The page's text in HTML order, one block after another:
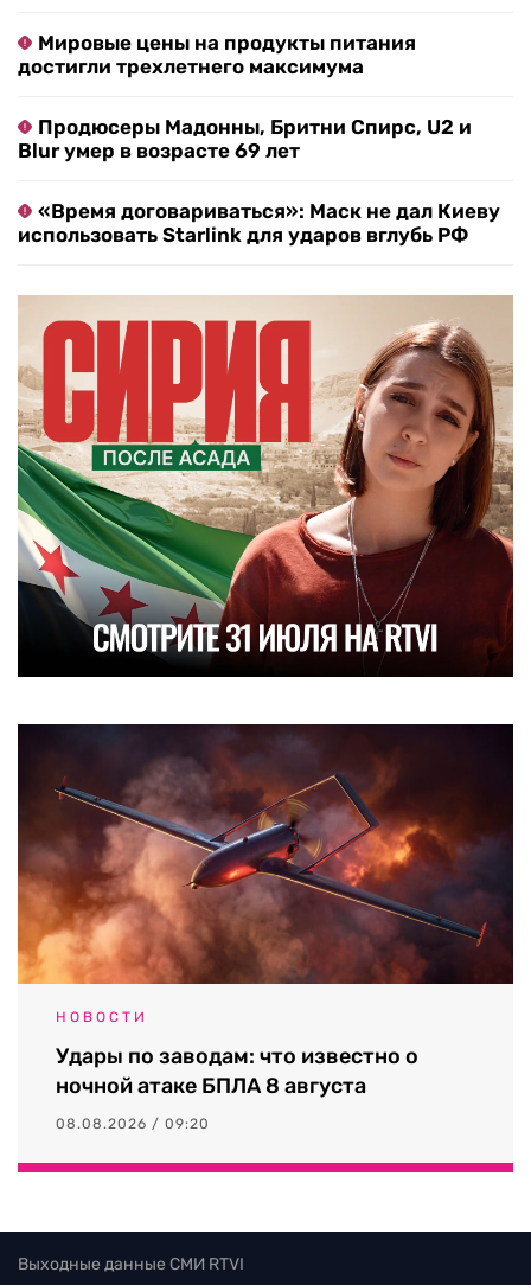
Мировые цены на продукты питания
достигли трехлетнего максимума
Продюсеры Мадонны, Бритни Спирс, U2 и
Blur умер в возрасте 69 лет
«Время договариваться»: Маск не дал Киеву
использовать Starlink для ударов вглубь РФ
НОВОСТИ
Удары по заводам: что известно о
ночной атаке БПЛА 8 августа
08.08.2026 / 09:20
Выходные данные СМИ RTVI